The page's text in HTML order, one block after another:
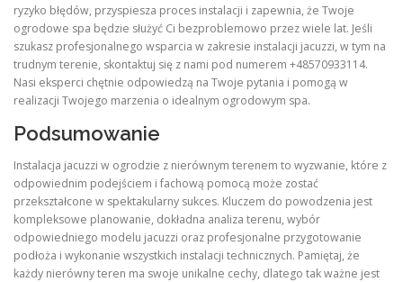
ryzyko błędów, przyspiesza proces instalacji i zapewnia, że Twoje
ogrodowe spa będzie służyć Ci bezproblemowo przez wiele lat. Jeśli
szukasz profesjonalnego wsparcia w zakresie instalacji jacuzzi, w tym na
trudnym terenie, skontaktuj się z nami pod numerem +48570933114.
Nasi eksperci chętnie odpowiedzą na Twoje pytania i pomogą w
realizacji Twojego marzenia o idealnym ogrodowym spa.
Podsumowanie
Instalacja jacuzzi w ogrodzie z nierównym terenem to wyzwanie, które z
odpowiednim podejściem i fachową pomocą może zostać
przekształcone w spektakularny sukces. Kluczem do powodzenia jest
kompleksowe planowanie, dokładna analiza terenu, wybór
odpowiedniego modelu jacuzzi oraz profesjonalne przygotowanie
podłoża i wykonanie wszystkich instalacji technicznych. Pamiętaj, że
każdy nierówny teren ma swoje unikalne cechy, dlatego tak ważne jest